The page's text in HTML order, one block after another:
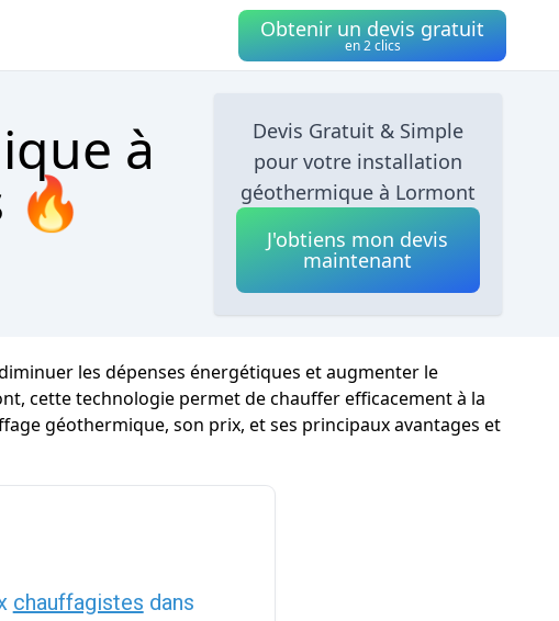
Obtenir un devis gratuit
en 2 clics
à
🔥
Devis Gratuit & Simple
pour votre installation
géothermique à Lormont
J'obtiens mon devis
maintenant
les dépenses énergétiques et augmenter le
cette technologie permet de chauffer efficacement à la
géothermique, son prix, et ses principaux avantages et
chauffagistes dans